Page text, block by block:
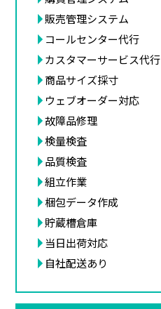
販売管理システム
コールセンター代行
カスタマーサービス代行
商品サイズ採寸
ウェブオーダー対応
故障品修理
検量検査
品質検査
組立作業
梱包データ作成
貯蔵槽倉庫
当日出荷対応
自社配送あり